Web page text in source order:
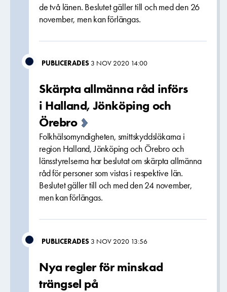
de två länen. Beslutet gäller till och med den 26
november, men kan förlängas.
PUBLICERADES 3 NOV 2020 14:00
Skärpta allmänna råd införs
i Halland, Jönköping och
Örebro
Folkhälsomyndigheten, smittskyddsläkarna i
region Halland, Jönköping och Örebro och
länsstyrelserna har beslutat om skärpta allmänna
råd för personer som vistas i respektive län.
Beslutet gäller till och med den 24 november,
men kan förlängas.
PUBLICERADES 3 NOV 2020 13:56
Nya regler för minskad
trängsel på